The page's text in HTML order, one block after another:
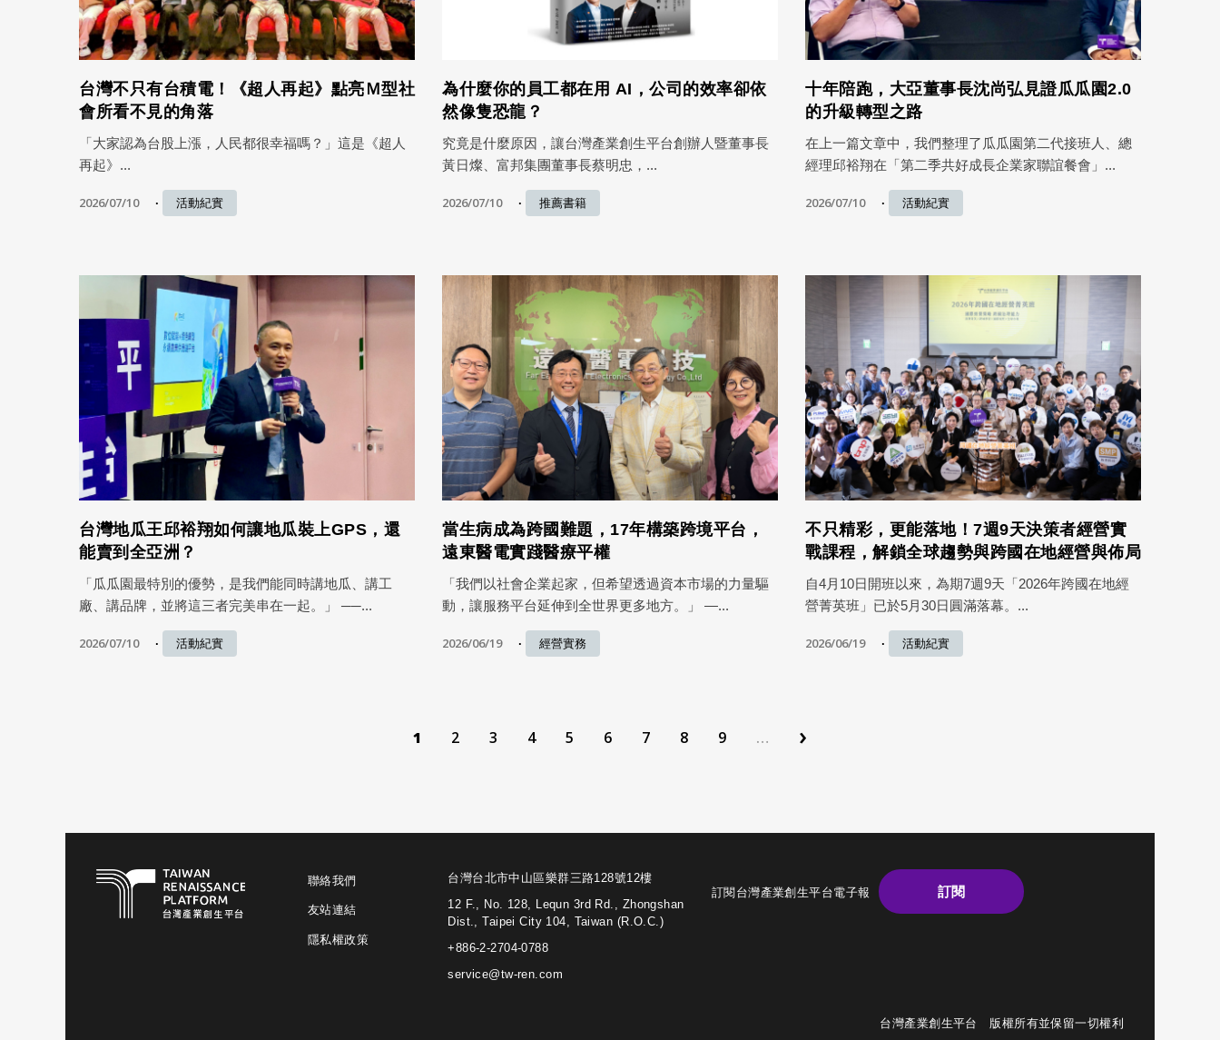
台灣不只有台積電！《超人再起》點亮Ｍ型社
會所看不見的角落
「大家認為台股上漲，人民都很幸福嗎？」這是《超人
再起》...
2026/07/10 活動紀實
為什麼你的員工都在用 AI，公司的效率卻依
然像隻恐龍？
究竟是什麼原因，讓台灣產業創生平台創辦人暨董事長
黃日燦、富邦集團董事長蔡明忠，...
2026/07/10 推薦書籍
十年陪跑，大亞董事長沈尚弘見證瓜瓜園2.0
的升級轉型之路
在上一篇文章中，我們整理了瓜瓜園第二代接班人、總
經理邱裕翔在「第二季共好成長企業家聯誼餐會」...
2026/07/10 活動紀實
台灣地瓜王邱裕翔如何讓地瓜裝上GPS，還
能賣到全亞洲？
「瓜瓜園最特別的優勢，是我們能同時講地瓜、講工
廠、講品牌，並將這三者完美串在一起。」 ──...
2026/07/10 活動紀實
當生病成為跨國難題，17年構築跨境平台，
遠東醫電實踐醫療平權
「我們以社會企業起家，但希望透過資本市場的力量驅
動，讓服務平台延伸到全世界更多地方。」 —...
2026/06/19 經營實務
不只精彩，更能落地！7週9天決策者經營實
戰課程，解鎖全球趨勢與跨國在地經營與佈局
自4月10日開班以來，為期7週9天「2026年跨國在地經
營菁英班」已於5月30日圓滿落幕。...
2026/06/19 活動紀實
1 2 3 4 5 6 7 8 9 … ›
聯絡我們
友站連結
隱私權政策
台灣台北市中山區樂群三路128號12樓
12 F., No. 128, Lequn 3rd Rd., Zhongshan
Dist., Taipei City 104, Taiwan (R.O.C.)
+886-2-2704-0788
service@tw-ren.com
訂閱台灣產業創生平台電子報 訂閱
台灣產業創生平台 版權所有並保留一切權利